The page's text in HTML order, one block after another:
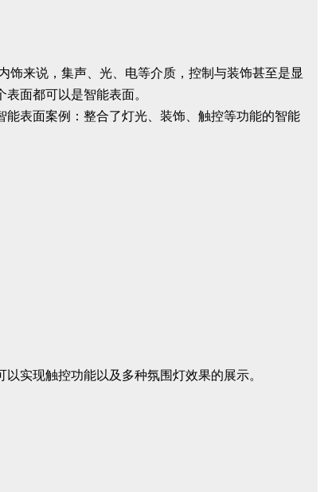
饰来说，集声、光、电等介质，控制与装饰甚至是显
面都可以是智能表面。
表面案例：整合了灯光、装饰、触控等功能的智能
实现触控功能以及多种氛围灯效果的展示。